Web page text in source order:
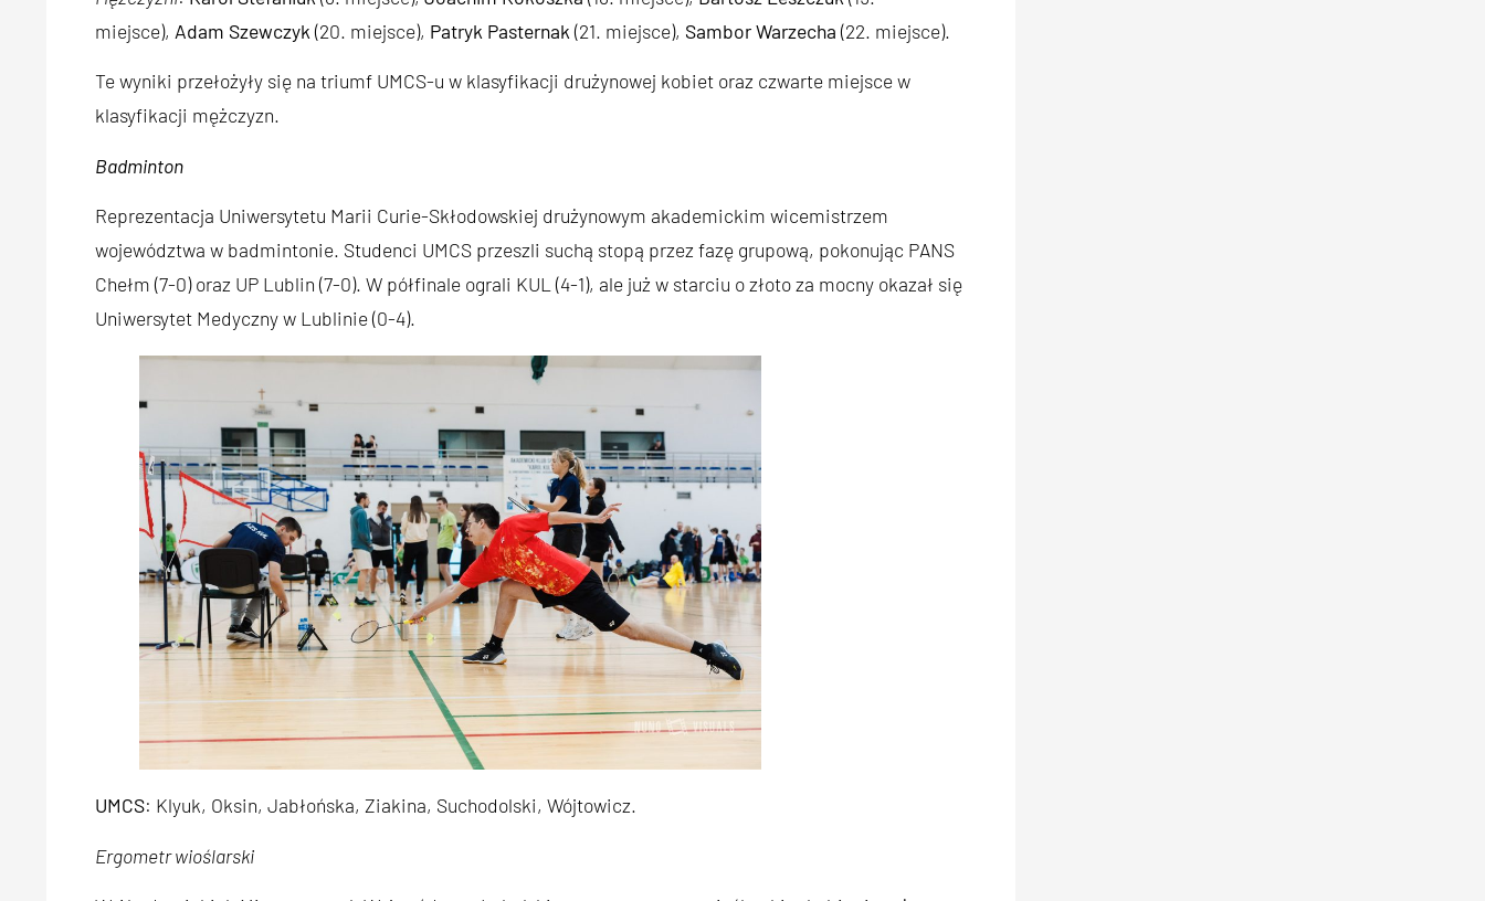
miejsce), Adam Szewczyk(20. miejsce), Patryk Pasternak(21. miejsce), Sambor Warzecha(22. miejsce).
Te wyniki przełożyły się na triumf UMCS-u w klasyfikacji drużynowej kobiet oraz czwarte miejsce w
klasyfikacji mężczyzn.
Badminton
Reprezentacja Uniwersytetu Marii Curie-Skłodowskiej drużynowym akademickim wicemistrzem
województwa w badmintonie. Studenci UMCS przeszli suchą stopą przez fazę grupową, pokonując PANS
Chełm (7-0) oraz UP Lublin (7-0). W półfinale ograli KUL (4-1), ale już w starciu o złoto za mocny okazał się
Uniwersytet Medyczny w Lublinie (0-4).
UMCS: Klyuk, Oksin, Jabłońska, Ziakina, Suchodolski, Wójtowicz.
Ergometr wioślarski